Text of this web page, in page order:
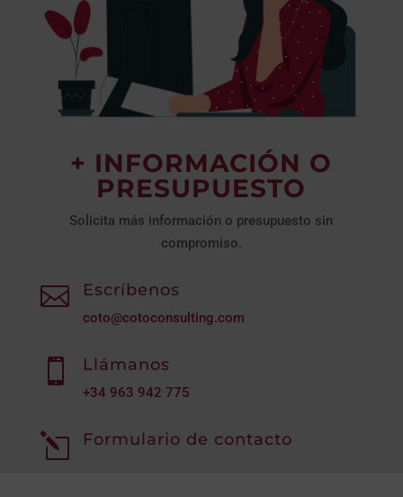
+ INFORMACIÓN O
PRESUPUESTO
Solicita más información o presupuesto sin
compromiso.
 Escríbenos
coto@cotoconsulting.com
 Llámanos
+34 963 942 775
l Formulario de contacto